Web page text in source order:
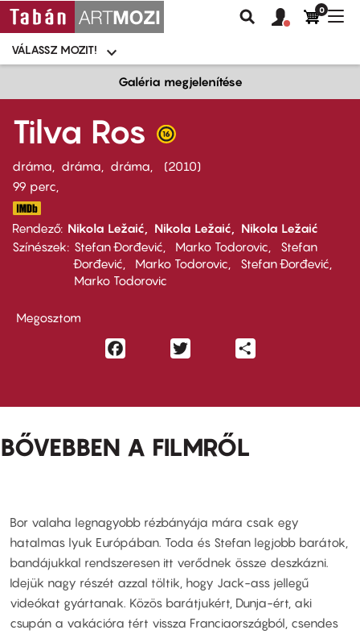
Moziválasztó
menü
VÁLASSZ MOZIT!
Keresés
Felhasználói
fiók
0
Galéria megjelenítése
Tilva Ros
dráma dráma dráma
2010
99 perc,
Rendező Nikola Ležaić Nikola Ležaić
Nikola Ležaić
Színészek
Stefan Đorđević Marko Todorovic
Stefan
Đorđević
Marko Todorovic
Stefan Đorđević
Marko Todorovic
Megosztom
Facebook
BŐVEBBEN A FILMRŐL
Bor valaha legnagyobb rézbányája mára csak egy
hatalmas lyuk Európában. Toda és Stefan legjobb barátok,
bandájukkal rendszeresen itt verődnek össze deszkázni.
Idejük nagy részét azzal töltik, hogy Jack-ass jellegű
videókat gyártanak. Közös barátjukért, Dunja-ért, aki
csupán a vakációra tért vissza Franciaországból, csendes